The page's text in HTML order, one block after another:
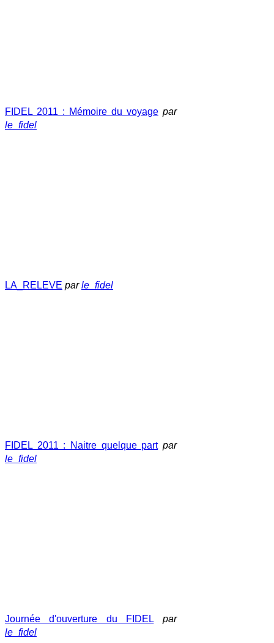
FIDEL 2011 : Mémoire du voyage par
le_fidel
LA_RELEVE parle_fidel
FIDEL 2011 : Naitre quelque part par
le_fidel
Journée d'ouverture du FIDEL
par
le_fidel